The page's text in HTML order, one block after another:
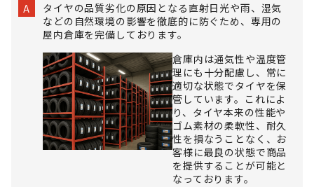
A
タイヤの品質劣化の原因となる直射日光や雨、湿気
などの自然環境の影響を徹底的に防ぐため、専用の
屋内倉庫を完備しております。
倉庫内は通気性や温度管
理にも十分配慮し、常に
適切な状態でタイヤを保
管しています。これによ
り、タイヤ本来の性能や
ゴム素材の柔軟性、耐久
性を損なうことなく、お
客様に最良の状態で商品
を提供することが可能と
なっております。